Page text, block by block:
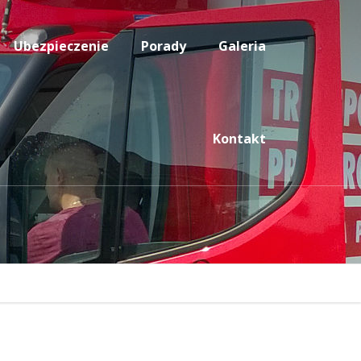
Ubezpieczenie Porady Galeria
Kontakt